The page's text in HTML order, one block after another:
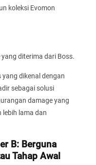
koleksi Evomon
yang diterima dari Boss.
dikenal dengan
sebagai solusi
damage yang
lama dan
B: Berguna
Tahap Awal